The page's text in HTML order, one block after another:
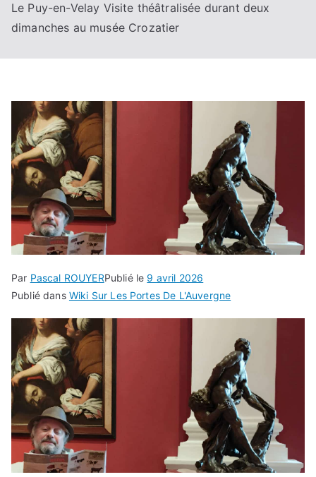
Le Puy-en-Velay Visite théâtralisée durant deux
dimanches au musée Crozatier
Par Pascal ROUYERPublié le 9 avril 2026
Publié dans Wiki Sur Les Portes De L'Auvergne